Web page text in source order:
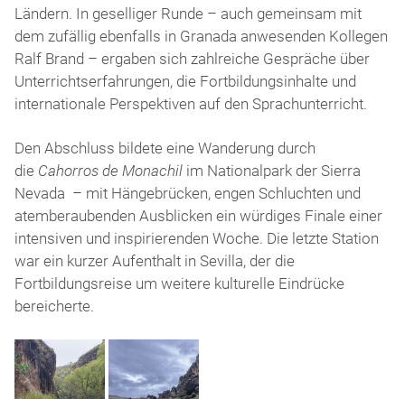
die
Alhambra
Ländern. In geselliger Runde – auch gemeinsam mit
dem zufällig ebenfalls in Granada anwesenden Kollegen
Ralf Brand – ergaben sich zahlreiche Gespräche über
Unterrichtserfahrungen, die Fortbildungsinhalte und
internationale Perspektiven auf den Sprachunterricht.
Den Abschluss bildete eine Wanderung durch
die Cahorros de Monachil im Nationalpark der Sierra
Nevada – mit Hängebrücken, engen Schluchten und
atemberaubenden Ausblicken ein würdiges Finale einer
intensiven und inspirierenden Woche. Die letzte Station
war ein kurzer Aufenthalt in Sevilla, der die
Fortbildungsreise um weitere kulturelle Eindrücke
bereicherte.